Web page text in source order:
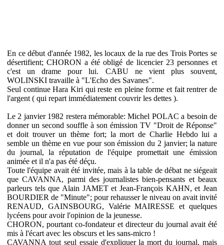
En ce début d'année 1982, les locaux de la rue des Trois Portes se
désertifient; CHORON a été obligé de licencier 23 personnes et
c'est un drame pour lui. CABU ne vient plus souvent,
WOLINSKI travaille à "L'Echo des Savanes".
Seul continue Hara Kiri qui reste en pleine forme et fait rentrer de
l'argent ( qui repart immédiatement couvrir les dettes ).
Le 2 janvier 1982 restera mémorable: Michel POLAC a besoin de
donner un second souffle à son émission TV "Droit de Réponse"
et doit trouver un thème fort; la mort de Charlie Hebdo lui a
semble un thème en vue pour son émission du 2 janvier; la nature
du journal, la réputation de l'équipe promettait une émission
animée et il n'a pas été déçu.
Toute l'équipe avait été invitée, mais à la table de débat ne siégeait
que CAVANNA, parmi des journalistes bien-pensants et beaux
parleurs tels que Alain JAMET et Jean-François KAHN, et Jean
BOURDIER de "Minute"; pour rehausser le niveau on avait invité
RENAUD, GAINSBOURG, Valérie MAIRESSE et quelques
lycéens pour avoir l'opinion de la jeunesse.
CHORON, pourtant co-fondateur et directeur du journal avait été
mis à l'écart avec les obscurs et les sans-micro !
CAVANNA tout seul essaie d'expliquer la mort du journal, mais